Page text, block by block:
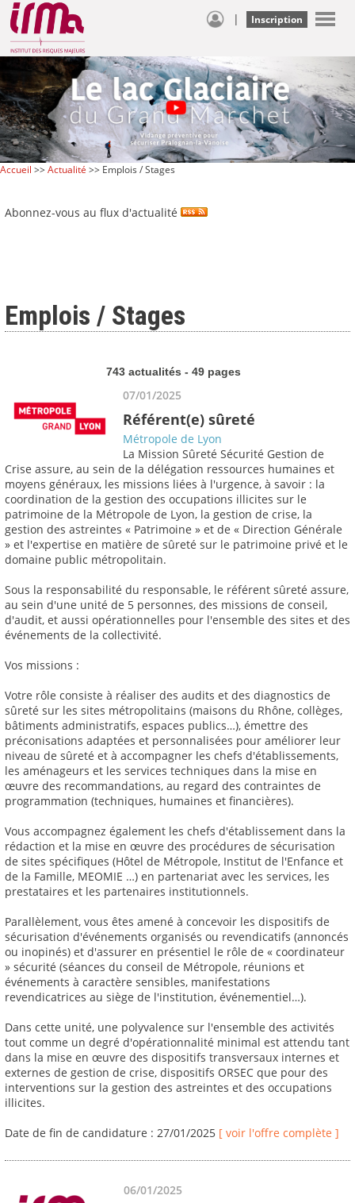
| Inscription
Accueil >>Actualité >> Emplois / Stages
Abonnez-vous au flux d'actualité
Emplois / Stages
743 actualités - 49 pages
07/01/2025
Référent(e) sûreté
Métropole de Lyon
La Mission Sûreté Sécurité Gestion de
Crise assure, au sein de la délégation ressources humaines et
moyens généraux, les missions liées à l'urgence, à savoir : la
coordination de la gestion des occupations illicites sur le
patrimoine de la Métropole de Lyon, la gestion de crise, la
gestion des astreintes « Patrimoine » et de « Direction Générale
» et l'expertise en matière de sûreté sur le patrimoine privé et le
domaine public métropolitain.
Sous la responsabilité du responsable, le référent sûreté assure,
au sein d'une unité de 5 personnes, des missions de conseil,
d'audit, et aussi opérationnelles pour l'ensemble des sites et des
événements de la collectivité.
Vos missions :
Votre rôle consiste à réaliser des audits et des diagnostics de
sûreté sur les sites métropolitains (maisons du Rhône, collèges,
bâtiments administratifs, espaces publics…), émettre des
préconisations adaptées et personnalisées pour améliorer leur
niveau de sûreté et à accompagner les chefs d'établissements,
les aménageurs et les services techniques dans la mise en
œuvre des recommandations, au regard des contraintes de
programmation (techniques, humaines et financières).
Vous accompagnez également les chefs d'établissement dans la
rédaction et la mise en œuvre des procédures de sécurisation
de sites spécifiques (Hôtel de Métropole, Institut de l'Enfance et
de la Famille, MEOMIE …) en partenariat avec les services, les
prestataires et les partenaires institutionnels.
Parallèlement, vous êtes amené à concevoir les dispositifs de
sécurisation d'événements organisés ou revendicatifs (annoncés
ou inopinés) et d'assurer en présentiel le rôle de « coordinateur
» sécurité (séances du conseil de Métropole, réunions et
événements à caractère sensibles, manifestations
revendicatrices au siège de l'institution, événementiel…).
Dans cette unité, une polyvalence sur l'ensemble des activités
tout comme un degré d'opérationnalité minimal est attendu tant
dans la mise en œuvre des dispositifs transversaux internes et
externes de gestion de crise, dispositifs ORSEC que pour des
interventions sur la gestion des astreintes et des occupations
illicites.
Date de fin de candidature : 27/01/2025 [ voir l'offre complète ]
06/01/2025